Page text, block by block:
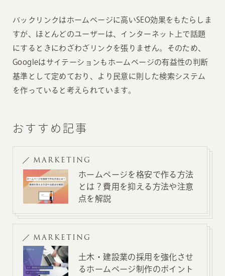
バックリンクはホームページに高いSEO効果をもたらしま
すが、ほとんどのユーザーは、インターネット上で話題
にするときにわざわざリンクを張りません。そのため、
Googleはサイテーションもホームページの有益性の判断
基準として定めており、より民意に則した検索システム
を作っていると考えられています。
おすすめ記事
MARKETING
ホームページを格安で作る方法
とは？費用を抑える方法や注意
点を解説
MARKETING
土木・建設業の採用を強化させ
るホームページ制作のポイント